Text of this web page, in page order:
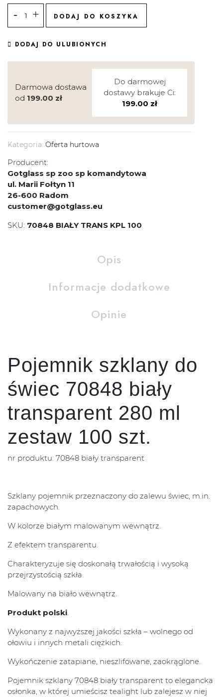
DODAJ DO KOSZYKA
DODAJ DO ULUBIONYCH
Darmowa dostawa
od 199.00 zł
Do darmowej
dostawy brakuje Ci:
199.00 zł
Kategoria: Oferta hurtowa
Producent:
Gotglass sp zoo sp komandytowa
ul. Marii Fołtyn 11
26-600 Radom
customer@gotglass.eu
SKU: 70848 BIAŁY TRANS KPL 100
Opis
Informacje dodatkowe
Opinie
Pojemnik szklany do
świec 70848 biały
transparent 280 ml
zestaw 100 szt.
nr produktu: 70848 biały transparent
Szklany pojemnik przeznaczony do zalewu świec, m.in.
zapachowych.
W kolorze białym malowanym wewnątrz.
Z efektem transparentu.
Charakteryzuje się doskonałą trwałością i wysoką
przejrzystością szkła.
Malowany na biało wewnątrz.
Produkt polski.
Wykonany z najwyższej jakości szkła – wolnego od
ołowiu i innych metali ciężkich.
Wykończenie zatapiane, nieszlifowane, zaokrąglone.
Pojemnik szklany 70848 biały transparent to elegancka
osłonka, w której umieścisz tealight lub zalejesz w niej